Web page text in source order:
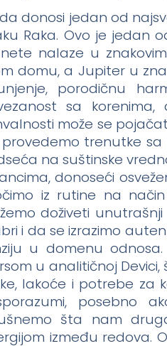
donosi jedan od
Raka. Ovo je jedan
nalaze u
domu, a Jupiter u
porodičnu
sa
može se
trenutke sa
na suštinske
donoseći
iz rutine na
doživeti
i da se izrazimo
u domenu
u analitičnoj
lakoće i potrebe za
posebno
šta nam
između redova.